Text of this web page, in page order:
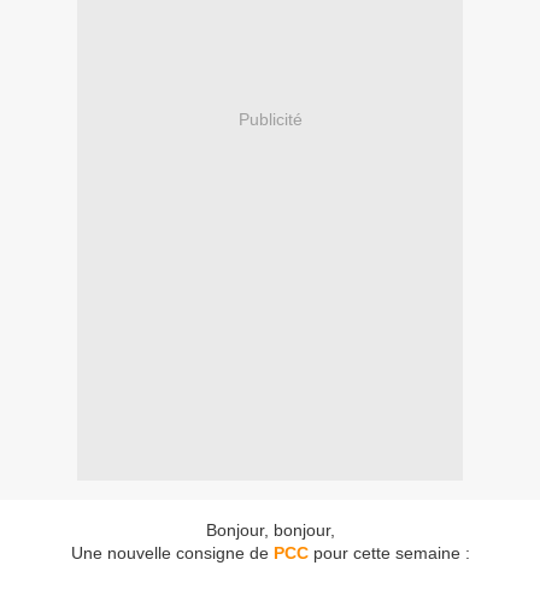
Publicité
Bonjour, bonjour,
Une nouvelle consigne de PCCpour cette semaine :